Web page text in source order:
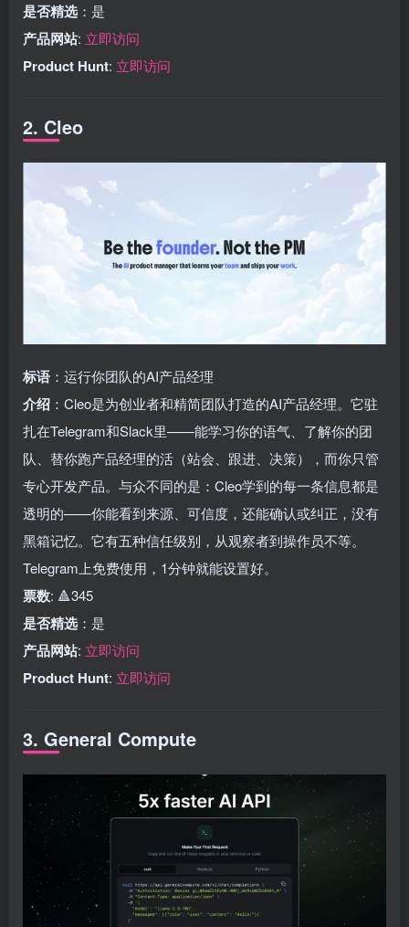
是否精选 ：是
产品网站: 立即访问
Product Hunt: 立即访问
2. Cleo
标语 ：运行你团队的AI产品经理
介绍 ：Cleo是为创业者和精简团队打造的AI产品经理。它驻
扎在Telegram和Slack里——能学习你的语气、了解你的团
队、替你跑产品经理的活（站会、跟进、决策），而你只管
专心开发产品。与众不同的是：Cleo学到的每一条信息都是
透明的——你能看到来源、可信度，还能确认或纠正，没有
黑箱记忆。它有五种信任级别，从观察者到操作员不等。
Telegram上免费使用，1分钟就能设置好。
票数: 🔺345
是否精选 ：是
产品网站: 立即访问
Product Hunt: 立即访问
3. General Compute